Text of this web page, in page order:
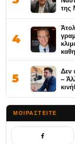
της
4
5
Δεν
–
ΜΟΙΡΑΣΤΕΊΤΕ